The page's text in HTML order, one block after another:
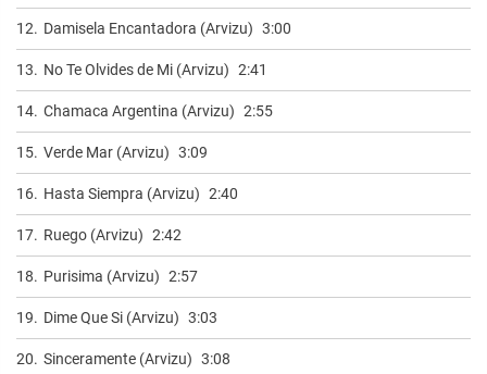
12. Damisela Encantadora (Arvizu) 3:00
13. No Te Olvides de Mi (Arvizu) 2:41
14. Chamaca Argentina (Arvizu) 2:55
15. Verde Mar (Arvizu) 3:09
16. Hasta Siempra (Arvizu) 2:40
17. Ruego (Arvizu) 2:42
18. Purisima (Arvizu) 2:57
19. Dime Que Si (Arvizu) 3:03
20. Sinceramente (Arvizu) 3:08